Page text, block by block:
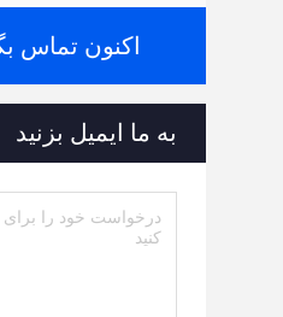
اکنون تماس
به ما ایمیل بزنید